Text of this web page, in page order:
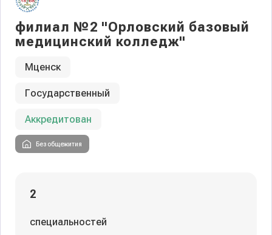
филиал №2 "Орловский базовый
медицинский колледж"
Мценск
Государственный
Аккредитован
Без общежития
2
специальностей